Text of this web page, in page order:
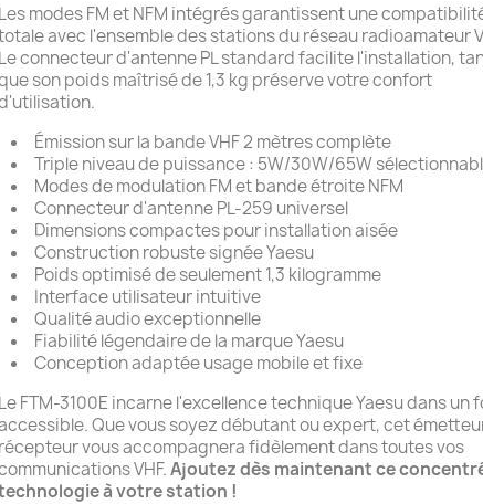
Les modes FM et NFM intégrés garantissent une
avec l'ensemble des stations du réseau radioamateur
Le connecteur d'antenne PL standard facilite l'installation,
son poids maîtrisé de 1,3 kg préserve votre confort
Émission sur la bande VHF 2 mètres complète
Triple niveau de puissance : 5W/30W/65W
Modes de modulation FM et bande étroite NFM
Connecteur d'antenne PL-259 universel
Dimensions compactes pour installation aisée
Construction robuste signée Yaesu
Poids optimisé de seulement 1,3 kilogramme
Interface utilisateur intuitive
Qualité audio exceptionnelle
Fiabilité légendaire de la marque Yaesu
Conception adaptée usage mobile et fixe
Le FTM-3100E incarne l'excellence technique Yaesu dans un
Que vous soyez débutant ou expert, cet
récepteur vous accompagnera fidèlement dans toutes vos
VHF.Ajoutez dès maintenant ce
à votre station !